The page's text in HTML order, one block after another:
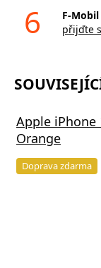
6
F-
přijďte
Apple iPhone
Orange
Doprava zdarma